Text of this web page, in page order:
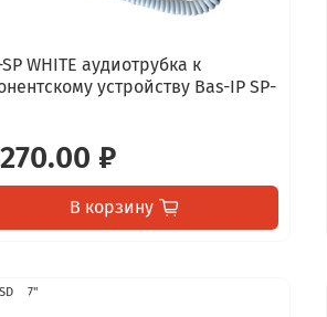
SP WHITE аудиотрубка к
устройству Bas-IP SP-
₽
В корзину
SD 7"